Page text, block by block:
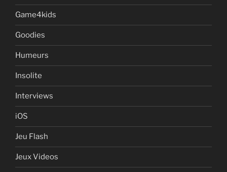
Game4kids
Goodies
Humeurs
Insolite
Interviews
iOS
Jeu Flash
Jeux Videos